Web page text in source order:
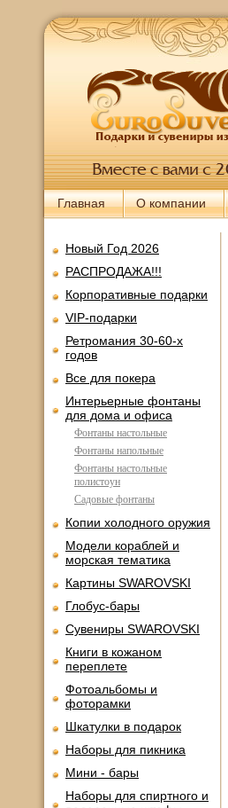
Главная О компании
Новый Год 2026
РАСПРОДАЖА!!!
Корпоративные подарки
VIP-подарки
Ретромания 30-60-х
годов
Все для покера
Интерьерные фонтаны
для дома и офиса
Фонтаны настольные
Фонтаны напольные
Фонтаны настольные
полистоун
Садовые фонтаны
Копии холодного оружия
Модели кораблей и
морская тематика
Картины SWAROVSKI
Глобус-бары
Сувениры SWAROVSKI
Книги в кожаном
переплете
Фотоальбомы и
фоторамки
Шкатулки в подарок
Наборы для пикника
Мини - бары
Наборы для спиртного и